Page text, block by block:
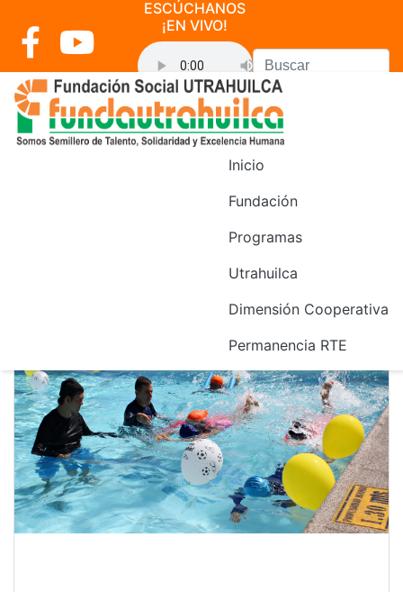
ESCÚCHANOS
¡EN VIVO!
o>
Inicio
Fundación
Programas
Utrahuilca
Dimensión Cooperativa
Permanencia RTE
Noticias